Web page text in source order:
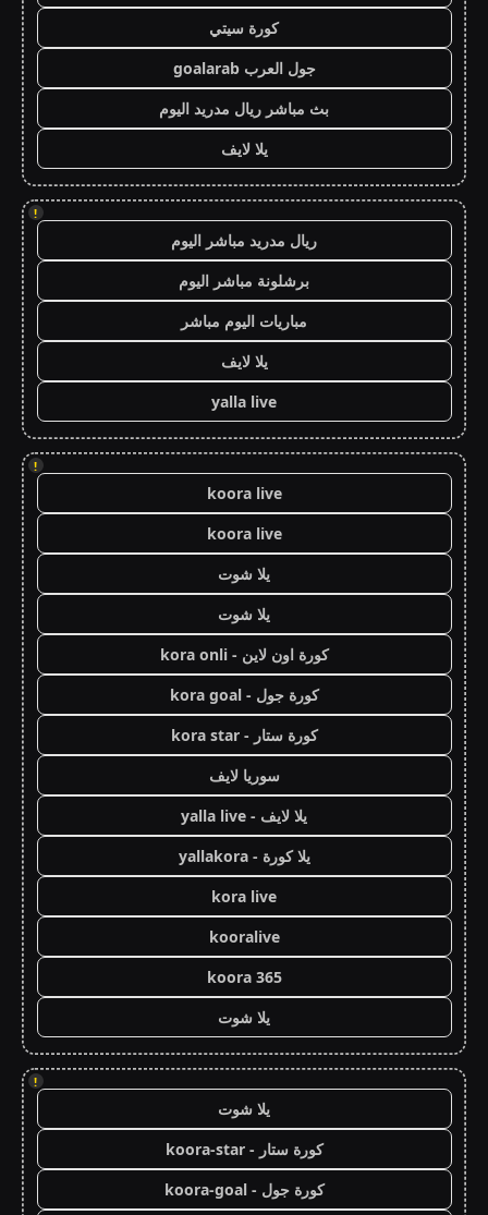
كورة سيتي
جول العرب goalarab
بث مباشر ريال مدريد اليوم
يلا لايف
!
ريال مدريد مباشر اليوم
برشلونة مباشر اليوم
مباريات اليوم مباشر
يلا لايف
yalla live
!
koora live
koora live
يلا شوت
يلا شوت
كورة اون لاين - kora onli
كورة جول - kora goal
كورة ستار - kora star
سوريا لايف
يلا لايف - yalla live
يلا كورة - yallakora
kora live
kooralive
koora 365
يلا شوت
!
يلا شوت
كورة ستار - koora-star
كورة جول - koora-goal